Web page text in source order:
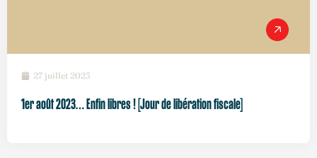
27 juillet 2023
1er août 2023… Enfin libres ! [Jour de libération fiscale]